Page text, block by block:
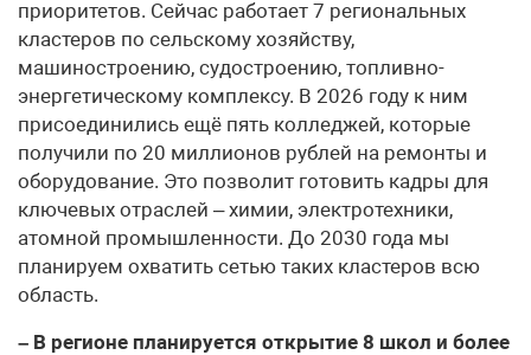
приоритетов. Сейчас работает 7 региональных
кластеров по сельскому хозяйству,
машиностроению, судостроению, топливно-
энергетическому комплексу. В 2026 году к ним
присоединились ещё пять колледжей, которые
получили по 20 миллионов рублей на ремонты и
оборудование. Это позволит готовить кадры для
ключевых отраслей – химии, электротехники,
атомной промышленности. До 2030 года мы
планируем охватить сетью таких кластеров всю
область.
– В регионе планируется открытие 8 школ и более